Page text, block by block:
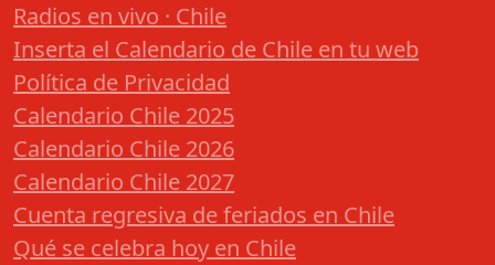
Radios en vivo · Chile
Inserta el Calendario de Chile en tu web
Política de Privacidad
Calendario Chile 2025
Calendario Chile 2026
Calendario Chile 2027
Cuenta regresiva de feriados en Chile
Qué se celebra hoy en Chile